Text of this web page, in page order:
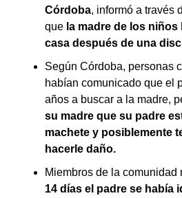
Córdoba, informó a través
que la madre de los
casa después de una
Según Córdoba, personas
habían comunicado que el
años a buscar a la madre,
su madre que su padre
machete y posiblemente
hacerle daño.
Miembros de la
14 días el padre se había